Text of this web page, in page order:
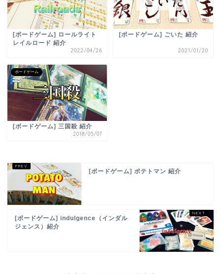
[ボードゲーム] ロールライト
レイルロード 紹介
2022/04/26
[ボードゲーム] ごいた 紹介
2021/01/20
ボードゲーム
[ボードゲーム] 三国殺 紹介
2018/05/07
[ボードゲーム] ポテトマン 紹介
[ボードゲーム] indulgence（インダル
ジェンス）紹介